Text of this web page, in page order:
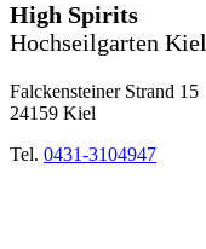
High Spirits
Hochseilgarten Kiel
Falckensteiner Strand 15
24159 Kiel
Tel. 0431-3104947